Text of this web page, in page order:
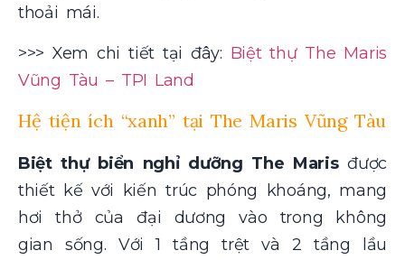
thoải mái.
>>> Xem chi tiết tại đây: Biệt thự The Maris
Vũng Tàu – TPI Land
Hệ tiện ích “xanh” tại The Maris Vũng Tàu
Biệt thự biển nghỉ dưỡng The Marisđược
thiết kế với kiến trúc phóng khoáng, mang
hơi thở của đại dương vào trong không
gian sống. Với 1 tầng trệt và 2 tầng lầu